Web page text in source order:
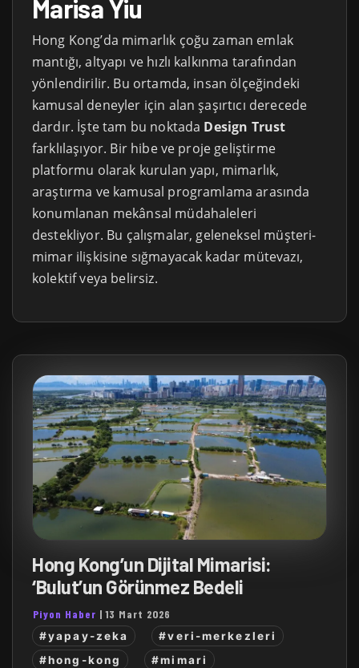
Marisa Yiu
Hong Kong’da mimarlık çoğu zaman emlak
mantığı, altyapı ve hızlı kalkınma tarafından
yönlendirilir. Bu ortamda, insan ölçeğindeki
kamusal deneyler için alan şaşırtıcı derecede
dardır. İşte tam bu noktada Design Trust
farklılaşıyor. Bir hibe ve proje geliştirme
platformu olarak kurulan yapı, mimarlık,
araştırma ve kamusal programlama arasında
konumlanan mekânsal müdahaleleri
destekliyor. Bu çalışmalar, geleneksel müşteri-
mimar ilişkisine sığmayacak kadar mütevazı,
kolektif veya belirsiz.
Hong Kong’un Dijital Mimarisi:
‘Bulut’un Görünmez Bedeli
Piyon Haber |13 Mart 2026
#yapay-zeka
#veri-merkezleri
#hong-kong
#mimari